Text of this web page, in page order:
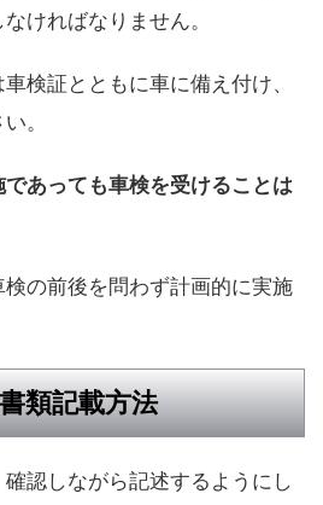
ければなりません。
検証とともに車に備え付け、
。
あっても車検を受けることは
の前後を問わず計画的に実施
類記載方法
認しながら記述するようにし